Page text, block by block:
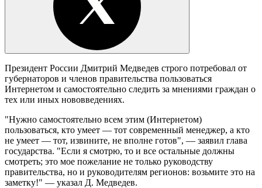
Президент России Дмитрий Медведев строго потребовал от
губернаторов и членов правительства пользоваться
Интернетом и самостоятельно следить за мнениями граждан о
тех или иных нововведениях.
"Нужно самостоятельно всем этим (Интернетом)
пользоваться, кто умеет — тот современный менеджер, а кто
не умеет — тот, извините, не вполне готов", — заявил глава
государства. "Если я смотрю, то и все остальные должны
смотреть; это мое пожелание не только руководству
правительства, но и руководителям регионов: возьмите это на
заметку!" — указал Д. Медведев.